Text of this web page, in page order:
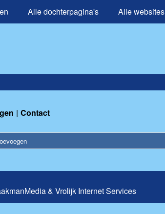
Alle dochterpagina's Alle websites
Contact
& Vrolijk Internet Services